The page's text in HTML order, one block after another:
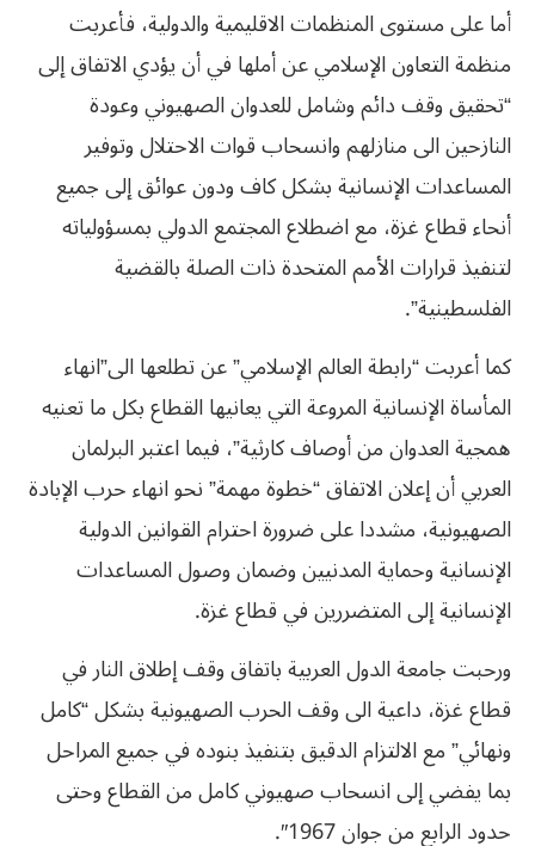
أما على مستوى المنظمات الاقليمية والدولية، فأعربت
منظمة التعاون الإسلامي عن أملها في أن يؤدي الاتفاق إلى
“تحقيق وقف دائم وشامل للعدوان الصهيوني وعودة
النازحين الى منازلهم وانسحاب قوات الاحتلال وتوفير
المساعدات الإنسانية بشكل كاف ودون عوائق إلى جميع
أنحاء قطاع غزة، مع اضطلاع المجتمع الدولي بمسؤولياته
لتنفيذ قرارات الأمم المتحدة ذات الصلة بالقضية
الفلسطينية”.
كما أعربت “رابطة العالم الإسلامي” عن تطلعها الى”انهاء
المأساة الإنسانية المروعة التي يعانيها القطاع بكل ما تعنيه
همجية العدوان من أوصاف كارثية”، فيما اعتبر البرلمان
العربي أن إعلان الاتفاق “خطوة مهمة” نحو انهاء حرب الإبادة
الصهيونية، مشددا على ضرورة احترام القوانين الدولية
الإنسانية وحماية المدنيين وضمان وصول المساعدات
الإنسانية إلى المتضررين في قطاع غزة.
ورحبت جامعة الدول العربية باتفاق وقف إطلاق النار في
قطاع غزة، داعية الى وقف الحرب الصهيونية بشكل “كامل
ونهائي” مع الالتزام الدقيق بتنفيذ بنوده في جميع المراحل
بما يفضي إلى انسحاب صهيوني كامل من القطاع وحتى
حدود الرابع من جوان 1967″.